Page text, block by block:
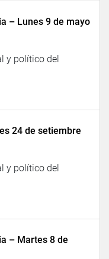
– Lunes 9 de mayo
y político del
24 de setiembre
y político del
– Martes 8 de